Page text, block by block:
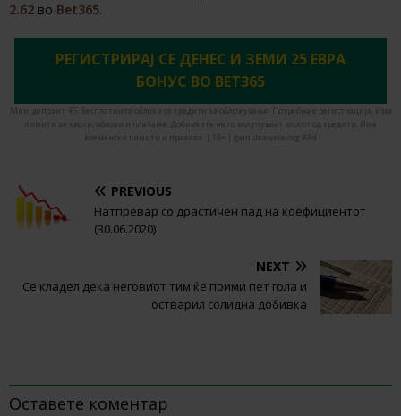
2.62 во Bet365.
РЕГИСТРИРАЈ СЕ ДЕНЕС И ЗЕМИ 25 ЕВРА
БОНУС ВО BET365
Мин. депозит: €5. Бесплатните облози се кредити за обложување. Потребна е регистрација. Има
лимити за квоти, облози и плаќање. Добивките не го вклучуваат влогот од кредити. Има
временски лимити и правила. | 18+ | gambleaware.org #Ad
PREVIOUS
Натпревар со драстичен пад на коефициентот
(30.06.2020)
NEXT
Се кладел дека неговиот тим ќе прими пет гола и
остварил солидна добивка
Оставете коментар